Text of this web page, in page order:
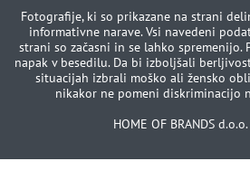
Fotografije, ki so prikazane na strani
informativne narave. Vsi navedeni
strani so začasni in se lahko spremenijo.
napak v besedilu. Da bi izboljšali
situacijah izbrali moško ali žensko
nikakor ne pomeni diskriminacijo
HOME OF BRANDS